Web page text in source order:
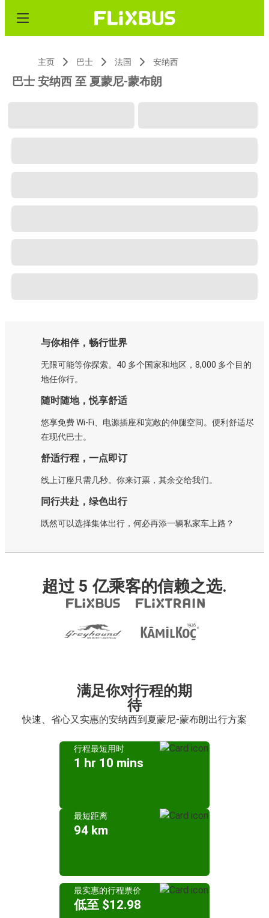
主页 巴士 法国 安纳西
巴士 安纳西 至 夏蒙尼-蒙布朗
与你相伴，畅行世界
无限可能等你探索。40 多个国家和地区，8,000 多个目的
地任你行。
随时随地，悦享舒适
悠享免费 Wi-Fi、电源插座和宽敞的伸腿空间。便利舒适尽
在现代巴士。
舒适行程，一点即订
线上订座只需几秒。你来订票，其余交给我们。
同行共赴，绿色出行
既然可以选择集体出行，何必再添一辆私家车上路？
超过 5 亿乘客的信赖之选.
满足你对行程的期
待
快速、省心又实惠的安纳西到夏蒙尼-蒙布朗出行方案
行程最短用时
1 hr 10 mins
最短距离
94 km
最实惠的行程票价
低至 $12.98